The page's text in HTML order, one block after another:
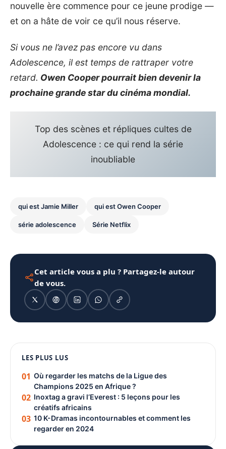
nouvelle ère commence pour ce jeune prodige —
et on a hâte de voir ce qu’il nous réserve.
Si vous ne l’avez pas encore vu dans
Adolescence, il est temps de rattraper votre
retard. Owen Cooper pourrait bien devenir la
prochaine grande star du cinéma mondial.
Top des scènes et répliques cultes de
Adolescence : ce qui rend la série
inoubliable
qui est Jamie Miller qui est Owen Cooper
série adolescence Série Netflix
Cet article vous a plu ? Partagez-le autour
de vous.
PUBLICITÉ
LES PLUS LUS
01 Où regarder les matchs de la Ligue des
Champions 2025 en Afrique ?
02 Inoxtag a gravi l’Everest : 5 leçons pour les
créatifs africains
03 10 K-Dramas incontournables et comment les
regarder en 2024